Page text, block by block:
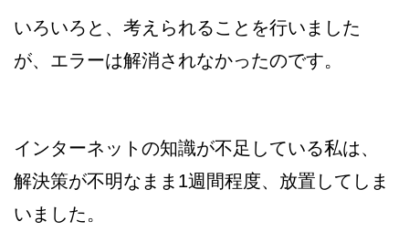
いろいろと、考えられることを行いました
が、エラーは解消されなかったのです。
インターネットの知識が不足している私は、
解決策が不明なまま1週間程度、放置してしま
いました。